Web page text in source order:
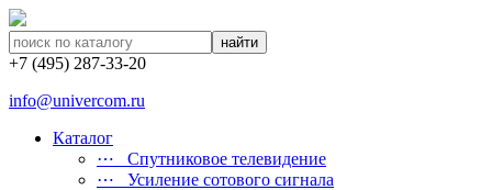
найти
+7 (495) 287-33-20
info@univercom.ru
Каталог
⋯ Cпутниковое телевидение
⋯ Усиление сотового сигнала